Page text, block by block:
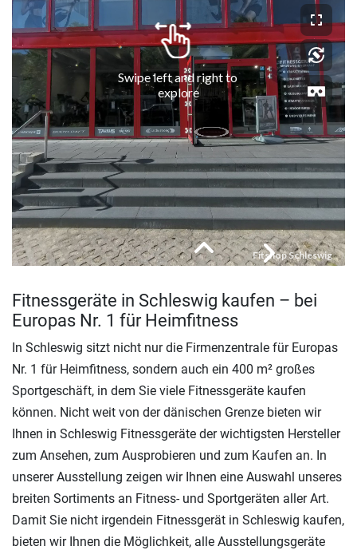
Fitnessgeräte in Schleswig kaufen – bei
Europas Nr. 1 für Heimfitness
In Schleswig sitzt nicht nur die Firmenzentrale für Europas
Nr. 1 für Heimfitness, sondern auch ein 400 m² großes
Sportgeschäft, in dem Sie viele Fitnessgeräte kaufen
können. Nicht weit von der dänischen Grenze bieten wir
Ihnen in Schleswig Fitnessgeräte der wichtigsten Hersteller
zum Ansehen, zum Ausprobieren und zum Kaufen an. In
unserer Ausstellung zeigen wir Ihnen eine Auswahl unseres
breiten Sortiments an Fitness- und Sportgeräten aller Art.
Damit Sie nicht irgendein Fitnessgerät in Schleswig kaufen,
bieten wir Ihnen die Möglichkeit, alle Ausstellungsgeräte